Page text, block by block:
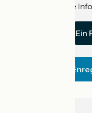
Haben Sie eine
Ein